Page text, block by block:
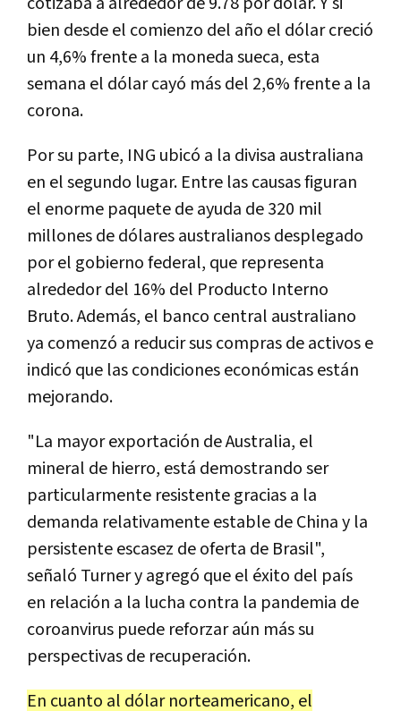
bien desde el comienzo del año el dólar creció
un 4,6% frente a la moneda sueca, esta
semana el dólar cayó más del 2,6% frente a la
corona.
Por su parte, ING ubicó a la divisa australiana
en el segundo lugar. Entre las causas figuran
el enorme paquete de ayuda de 320 mil
millones de dólares australianos desplegado
por el gobierno federal, que representa
alrededor del 16% del Producto Interno
Bruto. Además, el banco central australiano
ya comenzó a reducir sus compras de activos e
indicó que las condiciones económicas están
mejorando.
"La mayor exportación de Australia, el
mineral de hierro, está demostrando ser
particularmente resistente gracias a la
demanda relativamente estable de China y la
persistente escasez de oferta de Brasil",
señaló Turner y agregó que el éxito del país
en relación a la lucha contra la pandemia de
coroanvirus puede reforzar aún más su
perspectivas de recuperación.
En cuanto al dólar norteamericano, el